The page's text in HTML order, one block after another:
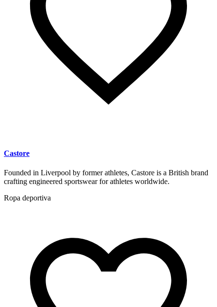
Castore
Founded in Liverpool by former athletes, Castore is a British brand
crafting engineered sportswear for athletes worldwide.
Ropa deportiva